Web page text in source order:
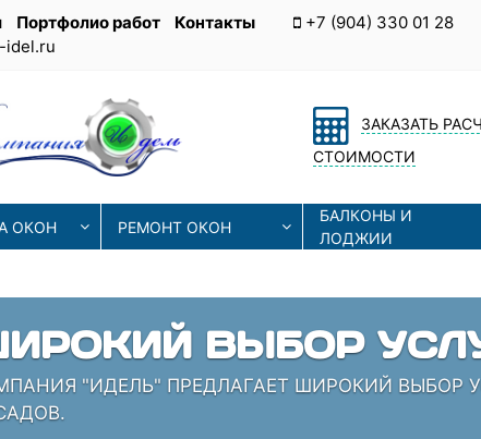
Портфолио работ Контакты +7 (904) 330 01 28
idel.ru
ЗАКАЗАТЬ
СТОИМОСТИ
ОКОН РЕМОНТ ОКОН
БАЛКОНЫ И
ЛОДЖИИ
МАСТЕРА ИСПОЛЬЗУЮТ СОВРЕМЕННЫЕ
СПЕЦИАЛИСТЫ, КОТОРЫЕ ЗНАЮТ